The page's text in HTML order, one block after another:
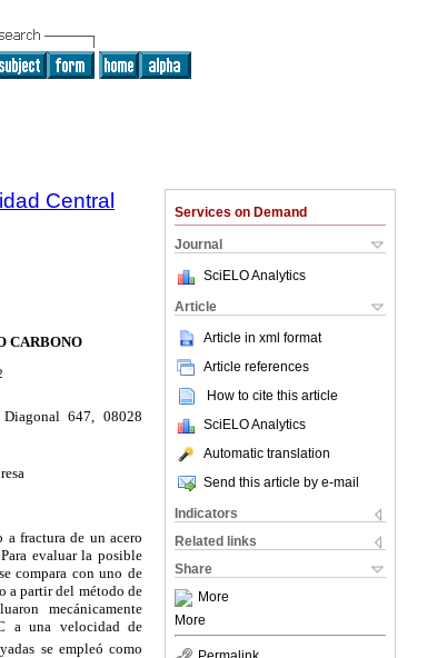
Services on Demand
Journal
SciELO Analytics
Article
Article in xml format
Article references
How to cite this article
SciELO Analytics
Automatic translation
Send this article by e-mail
Indicators
Related links
Share
More
More
Central
CARBONO
647, 08028
fractura de un acero
evaluar la posible
compara con uno de
a partir del método de
mecánicamente
a una velocidad de
se empleó como